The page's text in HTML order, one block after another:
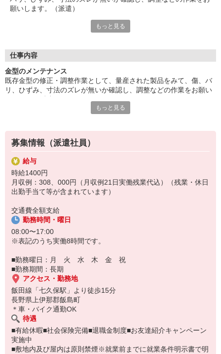
願いします。（派遣）
50代の方など幅広い年齢層が活躍中。人気の日勤のお仕事です。
稼げます、残業不可の方もご相談ください。40代の方など幅広い
■お友達紹介キャンペーン！デジタルギフト3000円分プレゼント
（当社規定あり）
『テクノ・サービス』は、派遣業界大手スタッフサービスグルー
じたお仕事をご案内します。
安全管理体制も万全ですので安心してご就業いただけます。
登録方法は、【オンライン】【電話】【登録会来場】の3つから
選べます♪
★★履歴書・証明写真は不要！★★
また、ご登録済の方はお仕事の紹介がスムーズです。
ご応募お待ちしています。
もっと見る
仕事内容
金型のメンテナンス
既存金型の修正・調整作業として、量産された製品をみて、傷、バ
リ、ひずみ、寸法のズレが無いか確認し、調整などの作業をお願い
50代の方など幅広い年齢層が活躍中。人気の日勤のお仕事です。土
げます、残業不可の方もご相談ください。40代の方など幅広い年齢
層が活躍中です。
＊技術が身につきます
もっと見る
募集情報（派遣社員）
給与
時給1400円
月収例：308、000円（月収例21日実働残業代込）（残業・休日
出勤手当て等が含まれています）
交通費全額支給
勤務時間・曜日
08:00〜17:00
※表記のうち実働8時間です。
■勤務曜日：月 火 水 木 金 祝
■勤務期間：長期
アクセス・勤務地
飯田線「七久保駅」より徒歩15分
長野県上伊那郡飯島町
＊車・バイク通勤OK
待遇
■有給休暇■社会保険完備■退職金制度■お友達紹介キャンペーン
実施中
■敷地内及び屋内は原則禁煙※就業前までに就業条件明示書で明